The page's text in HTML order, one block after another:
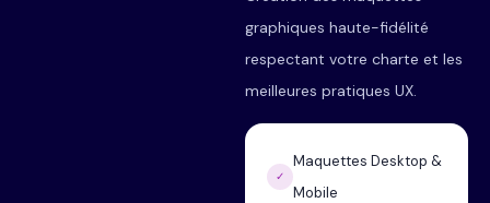
graphiques haute-fidélité
respectant votre charte et les
meilleures pratiques UX.
✓
Maquettes Desktop &
Mobile